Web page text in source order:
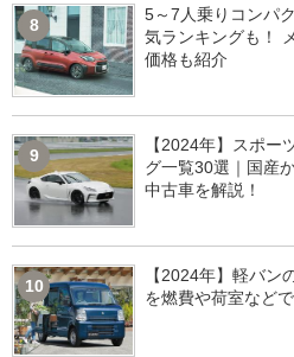
8
5～7人乗りコンパ
気ランキングも！
価格も紹介
9
【2024年】スポー
グ一覧30選｜国産
中古車を解説！
10
【2024年】軽バン
を燃費や荷室などで